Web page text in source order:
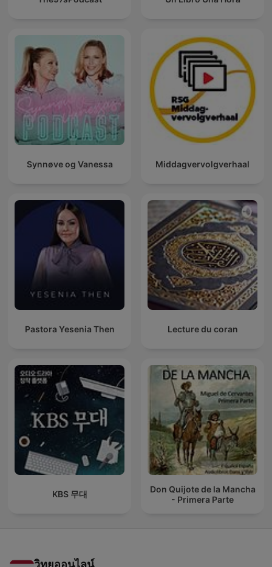
Synnøve og Vanessa Middagvervolgverhaal
Pastora Yesenia Then Lecture du coran
KBS 무대
Don Quijote de la Mancha
- Primera Parte
วิทยุออนไลน์